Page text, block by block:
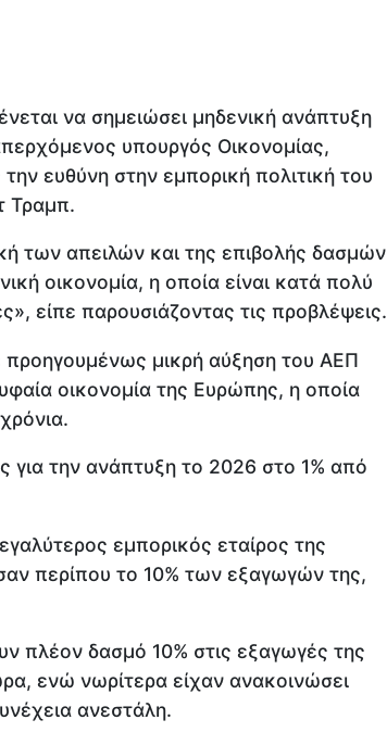
να σημειώσει μηδενική ανάπτυξη
υπουργός Οικονομίας,
ευθύνη στην εμπορική πολιτική του
Τραμπ.
των απειλών και της επιβολής δασμών
οικονομία, η οποία είναι κατά πολύ
είπε παρουσιάζοντας τις προβλέψεις.
μικρή αύξηση του ΑΕΠ
οικονομία της Ευρώπης, η οποία
για την ανάπτυξη το 2026 στο 1% από
εμπορικός εταίρος της
περίπου το 10% των εξαγωγών της,
πλέον δασμό 10% στις εξαγωγές της
ενώ νωρίτερα είχαν ανακοινώσει
ανεστάλη.